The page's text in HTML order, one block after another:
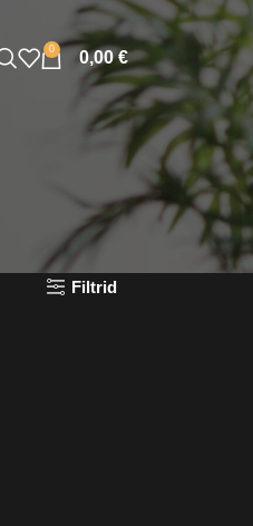
0 0,00€
Filtrid